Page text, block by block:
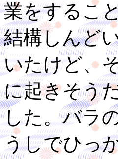
業をするこ
結構しんど
いたけど、
に起きそう
した。バラ
うしでひっ